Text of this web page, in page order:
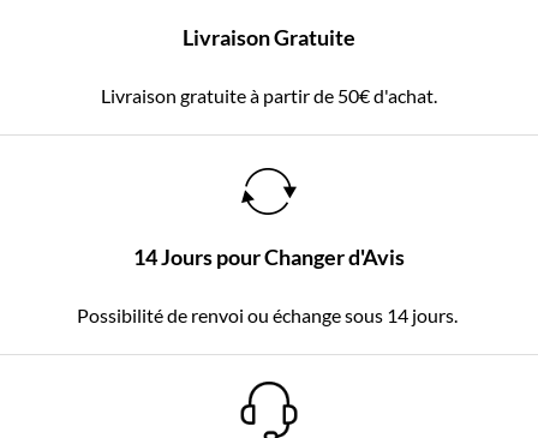
Livraison Gratuite
Livraison gratuite à partir de 50€ d'achat.
14 Jours pour Changer d'Avis
Possibilité de renvoi ou échange sous 14 jours.